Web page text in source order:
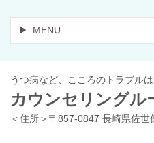
MENU
うつ病など、こころのトラブルは
カウンセリングル
＜住所＞〒857-0847 長崎県佐世